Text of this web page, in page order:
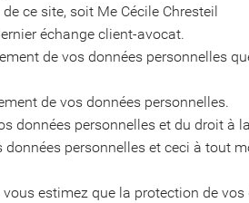
ce site, soit Me Cécile Chresteil
échange client-avocat.
de vos données personnelles
de vos données personnelles.
données personnelles et du droit à
personnelles et ceci à tout
vous estimez que la protection de vos